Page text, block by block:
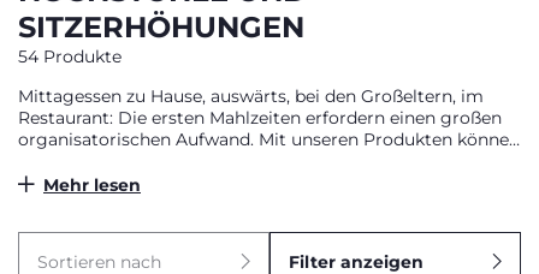
SITZERHÖHUNGEN
54 Produkte
Mittagessen zu Hause, auswärts, bei den Großeltern, im
Restaurant: Die ersten Mahlzeiten erfordern einen großen
organisatorischen Aufwand. Mit unseren Produkten können
Mehr lesen
Sortieren nach Filter anzeigen